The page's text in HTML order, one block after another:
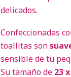
delicados.
Confeccionadas
toallitas son
sensible de tu
Su tamaño de 23